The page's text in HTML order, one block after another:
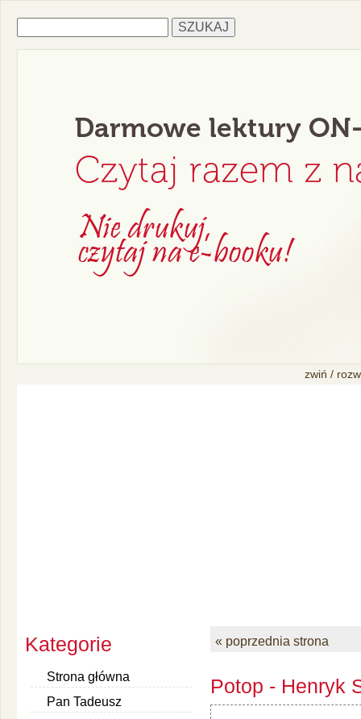
zwiń /
Kategorie
Strona główna
Pan Tadeusz
« poprzednia strona
Potop - Henryk